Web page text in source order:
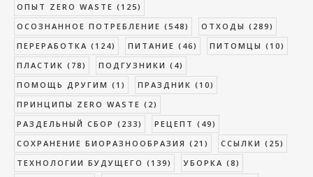
ОПЫТ ZERO WASTE (125)
ОСОЗНАННОЕ ПОТРЕБЛЕНИЕ (548) ОТХОДЫ (289)
ПЕРЕРАБОТКА (124) ПИТАНИЕ (46) ПИТОМЦЫ (10)
ПЛАСТИК (78) ПОДГУЗНИКИ (4)
ПОМОЩЬ ДРУГИМ (1) ПРАЗДНИК (10)
ПРИНЦИПЫ ZERO WASTE (2)
РАЗДЕЛЬНЫЙ СБОР (233) РЕЦЕПТ (49)
СОХРАНЕНИЕ БИОРАЗНООБРАЗИЯ (21) ССЫЛКИ (25)
ТЕХНОЛОГИИ БУДУЩЕГО (139) УБОРКА (8)